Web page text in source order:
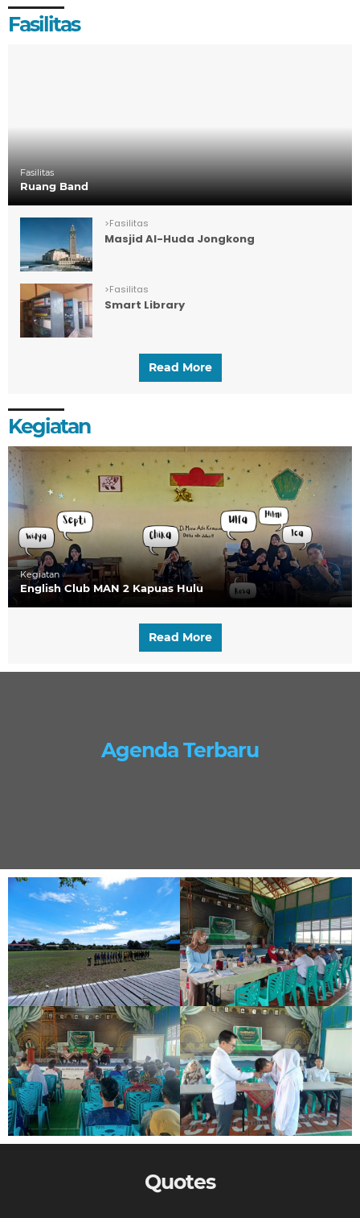
Fasilitas
Fasilitas
Ruang Band
>Fasilitas
Masjid Al-Huda Jongkong
>Fasilitas
Smart Library
Read More
Kegiatan
Kegiatan
English Club MAN 2 Kapuas Hulu
Read More
Agenda Terbaru
Quotes